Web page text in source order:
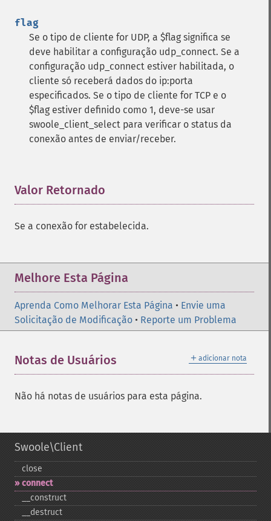
flag
Se o tipo de cliente for UDP, a $flag significa se
deve habilitar a configuração udp_connect. Se a
configuração udp_connect estiver habilitada, o
cliente só receberá dados do ip:porta
especificados. Se o tipo de cliente for TCP e o
$flag estiver definido como 1, deve-se usar
swoole_client_select para verificar o status da
conexão antes de enviar/receber.
Valor Retornado
Se a conexão for estabelecida.
Melhore Esta Página
Aprenda Como Melhorar Esta Página • Envie uma
Solicitação de Modificação • Reporte um Problema
＋ adicionar nota
Notas de Usuários
Não há notas de usuários para esta página.
Swoole\Client
close
connect
_​_​construct
_​_​destruct